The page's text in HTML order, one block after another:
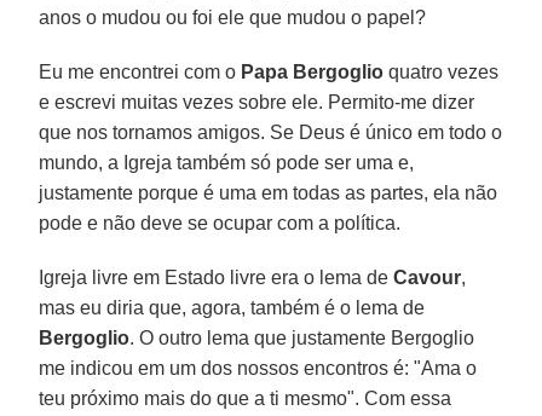
anos o mudou ou foi ele que mudou o papel?
Eu me encontrei com o Papa Bergoglio quatro vezes
e escrevi muitas vezes sobre ele. Permito-me dizer
que nos tornamos amigos. Se Deus é único em todo o
mundo, a Igreja também só pode ser uma e,
justamente porque é uma em todas as partes, ela não
pode e não deve se ocupar com a política.
Igreja livre em Estado livre era o lema deCavour,
mas eu diria que, agora, também é o lema de
Bergoglio. O outro lema que justamente Bergoglio
me indicou em um dos nossos encontros é: "Ama o
teu próximo mais do que a ti mesmo". Com essa